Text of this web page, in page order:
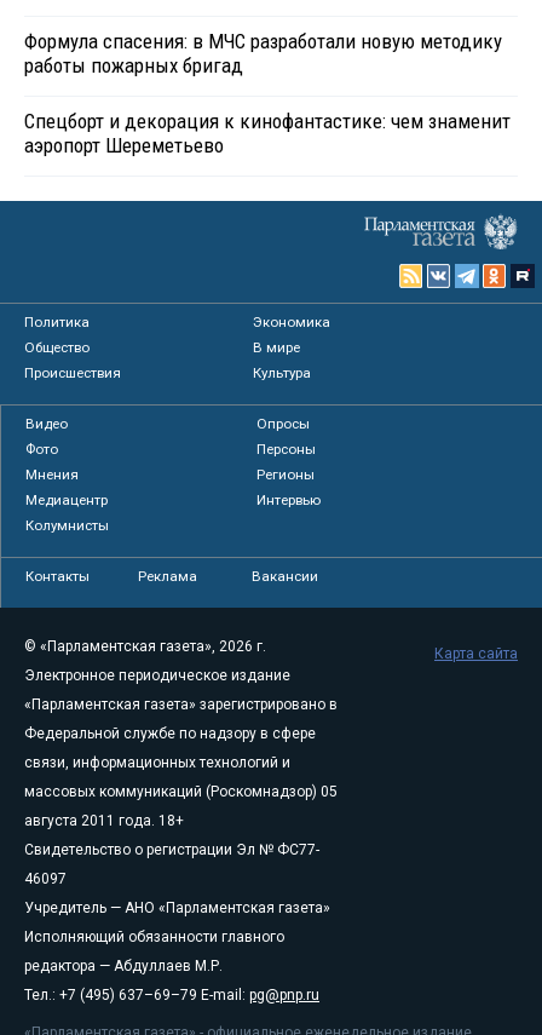
Формула спасения: в МЧС разработали новую методику
работы пожарных бригад
Спецборт и декорация к кинофантастике: чем знаменит
аэропорт Шереметьево
Политика
Экономика
Общество
В мире
Происшествия
Культура
Видео
Опросы
Фото
Персоны
Мнения
Регионы
Медиацентр
Интервью
Колумнисты
Контакты Реклама Вакансии
© «Парламентская газета», 2026 г.
Электронное периодическое издание
«Парламентская газета» зарегистрировано в
Федеральной службе по надзору в сфере
связи, информационных технологий и
массовых коммуникаций (Роскомнадзор) 05
августа 2011 года. 18+
Свидетельство о регистрации Эл № ФС77-
46097
Учредитель — АНО «Парламентская газета»
Исполняющий обязанности главного
редактора — Абдуллаев М.Р.
Тел.: +7 (495) 637–69–79 E-mail: pg@pnp.ru
Карта сайта